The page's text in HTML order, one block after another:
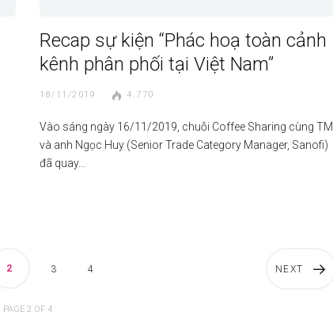
Recap sự kiện “Phác hoạ toàn cảnh
kênh phân phối tại Việt Nam”
18/11/2019 4.770
Vào sáng ngày 16/11/2019, chuỗi Coffee Sharing cùng TM
và anh Ngọc Huy (Senior Trade Category Manager, Sanofi)
đã quay…
2 3 4 NEXT
PAGE 2 OF 4